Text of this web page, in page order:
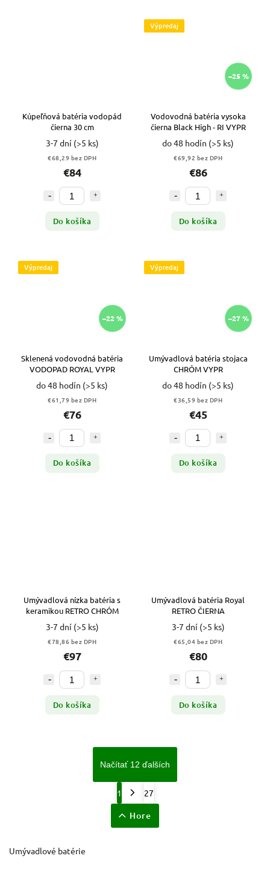
Kúpeľňová batéria vodopád
čierna 30 cm
3-7 dní (>5 ks)
€68,29 bez DPH
€84
Do košíka
Výpredaj
–25 %
Vodovodná batéria vysoka
čierna Black High - RI VYPR
do 48 hodín (>5 ks)
€69,92 bez DPH
€86
Do košíka
Výpredaj
–22 %
Sklenená vodovodná batéria
VODOPAD ROYAL VYPR
do 48 hodín (>5 ks)
€61,79 bez DPH
€76
Do košíka
Výpredaj
–27 %
Umývadlová batéria stojaca
CHRÓM VYPR
do 48 hodín (>5 ks)
€36,59 bez DPH
€45
Do košíka
Umývadlová nízka batéria s
keramikou RETRO CHRÓM
3-7 dní (>5 ks)
€78,86 bez DPH
€97
Do košíka
Umývadlová batéria Royal
RETRO ČIERNA
3-7 dní (>5 ks)
€65,04 bez DPH
€80
Do košíka
Načítať 12 ďalších
1 27
Hore
Umývadlové batérie